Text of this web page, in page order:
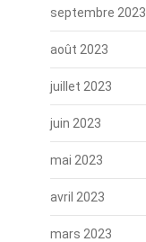
septembre 2023
août 2023
juillet 2023
juin 2023
mai 2023
avril 2023
mars 2023